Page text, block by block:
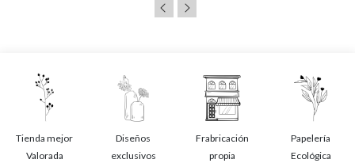
Tienda mejor
Valorada
Diseños
exclusivos
Frabricación
propia
Papelería
Ecológica